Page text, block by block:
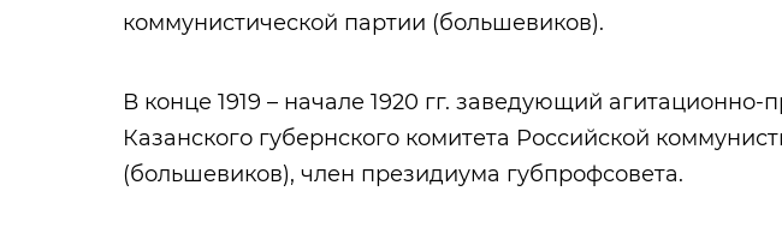
коммунистической партии (большевиков).
В конце 1919 – начале 1920 гг. заведующий агитационно-
Казанского губернского комитета Российской
(большевиков), член президиума губпрофсовета.